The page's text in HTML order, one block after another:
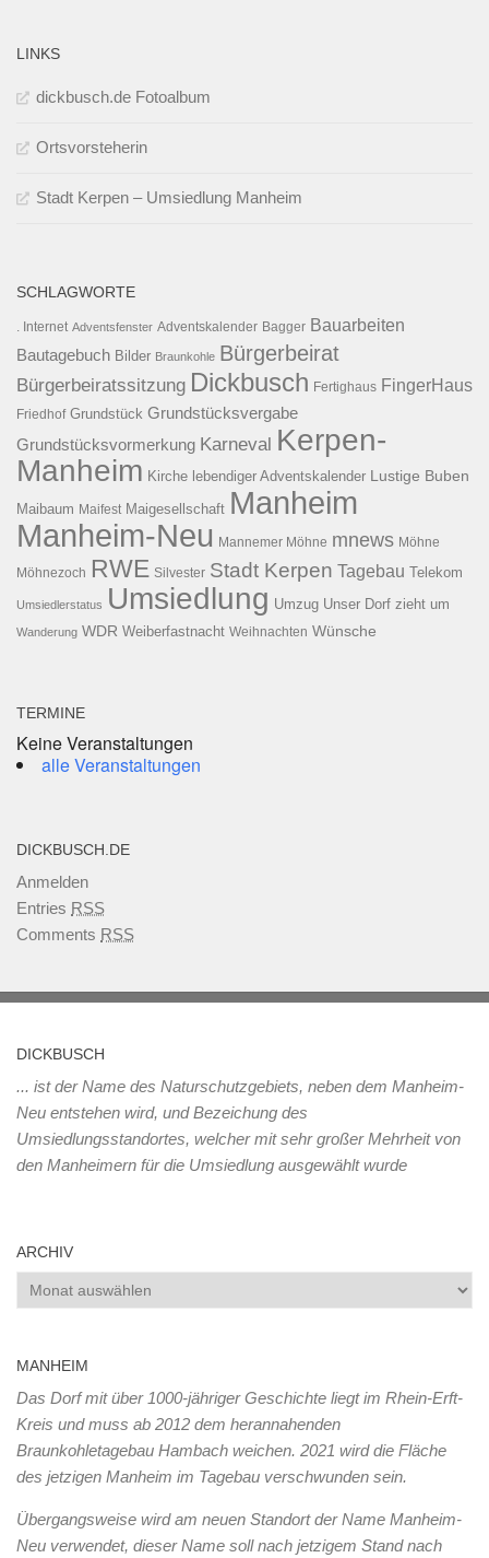
LINKS
dickbusch.de Fotoalbum
Ortsvorsteherin
Stadt Kerpen – Umsiedlung Manheim
SCHLAGWORTE
. Internet Adventsfenster Adventskalender Bagger Bauarbeiten
Bautagebuch Bilder Braunkohle Bürgerbeirat
Bürgerbeiratssitzung Dickbusch Fertighaus FingerHaus
Friedhof Grundstück Grundstücksvergabe
Grundstücksvormerkung Karneval Kerpen-
Manheim Kirche lebendiger Adventskalender Lustige Buben
Maibaum Maifest Maigesellschaft Manheim
Manheim-Neu Mannemer Möhne mnews Möhne
Möhnezoch RWE Silvester Stadt Kerpen Tagebau Telekom
Umsiedlerstatus Umsiedlung Umzug Unser Dorf zieht um
Wanderung WDR Weiberfastnacht Weihnachten Wünsche
TERMINE
Keine Veranstaltungen
alle Veranstaltungen
DICKBUSCH.DE
Anmelden
Entries RSS
Comments RSS
DICKBUSCH
... ist der Name des Naturschutzgebiets, neben dem Manheim-
Neu entstehen wird, und Bezeichung des
Umsiedlungsstandortes, welcher mit sehr großer Mehrheit von
den Manheimern für die Umsiedlung ausgewählt wurde
ARCHIV
Archiv
MANHEIM
Das Dorf mit über 1000-jähriger Geschichte liegt im Rhein-Erft-
Kreis und muss ab 2012 dem herannahenden
Braunkohletagebau Hambach weichen. 2021 wird die Fläche
des jetzigen Manheim im Tagebau verschwunden sein.
Übergangsweise wird am neuen Standort der Name Manheim-
Neu verwendet, dieser Name soll nach jetzigem Stand nach